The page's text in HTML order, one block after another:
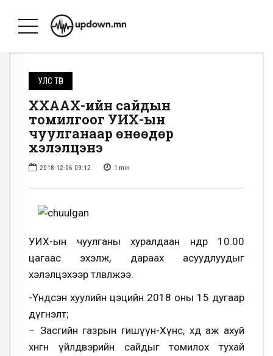
УЛС ТӨР
ХХААХҮ-ийн сайдын
томилгоог УИХ-ын
чуулганаар өнөөдөр
хэлэлцэнэ
2018-12-06 09:12 1 min
УИХ-ын чуулганы хуралдаан өнөөдөр 10.00
цагаас эхэлж, дараах асуудлуудыг
хэлэлцэхээр төлөвлөжээ.
-Үндсэн хуулийн цэцийн 2018 оны 15 дугаар
дүгнэлт;
– Засгийн газрын гишүүн-Хүнс, хөдөө аж ахуй
хөнгөн үйлдвэрийн сайдыг томилох тухай